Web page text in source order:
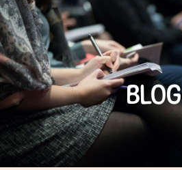
BLOG